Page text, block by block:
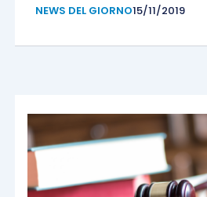
NEWS DEL GIORNO15/11/2019